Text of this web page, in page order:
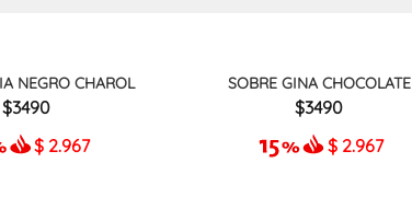
NEGRO CHAROL
3490
$ 2.967
SOBRE GINA CHOCOLATE
3490
$ 2.967